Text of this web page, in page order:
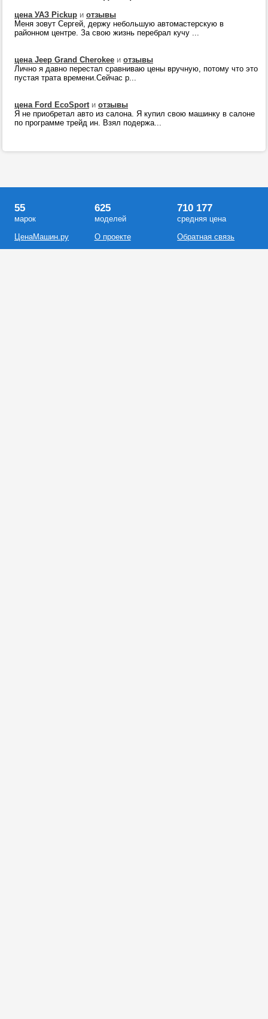
цена УАЗ Pickup и отзывы
Меня зовут Сергей, держу небольшую автомастерскую в
районном центре. За свою жизнь перебрал кучу ...
цена Jeep Grand Cherokee и отзывы
Лично я давно перестал сравниваю цены вручную, потому что это
пустая трата времени.Сейчас р...
цена Ford EcoSportи отзывы
Я не приобретал авто из салона. Я купил свою машинку в салоне
по программе трейд ин. Взял подержа...
55
марок
ЦенаМашин.ру
625
моделей
О проекте
710 177
средняя цена
Обратная связь